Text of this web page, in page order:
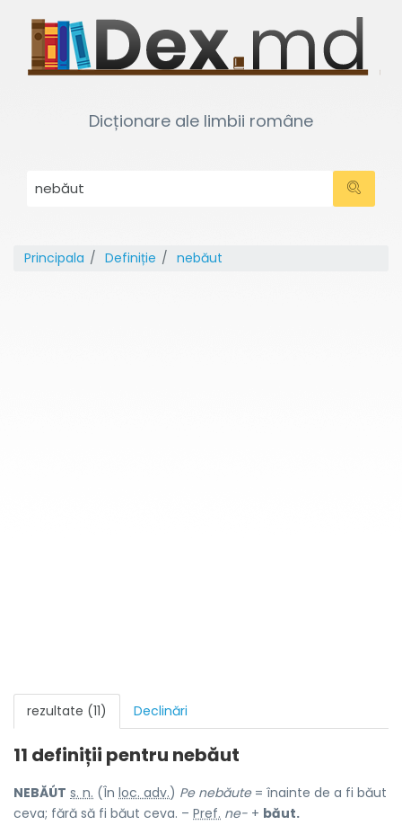
Dicționare ale limbii române
Principala Definiție nebăut
rezultate (11) Declinări
11 definiții pentru nebăut
NEBĂÚT s. n. (În loc. adv.) Pe nebăute= înainte de a fi băut
ceva; fără să fi băut ceva. – Pref. ne- + băut.